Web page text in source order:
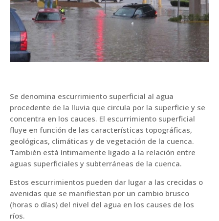
Se denomina escurrimiento superficial al agua
procedente de la lluvia que circula por la superficie y se
concentra en los cauces. El escurrimiento superficial
fluye en función de las características topográficas,
geológicas, climáticas y de vegetación de la cuenca.
También está íntimamente ligado a la relación entre
aguas superficiales y subterráneas de la cuenca.
Estos escurrimientos pueden dar lugar a las crecidas o
avenidas que se manifiestan por un cambio brusco
(horas o días) del nivel del agua en los causes de los
ríos.